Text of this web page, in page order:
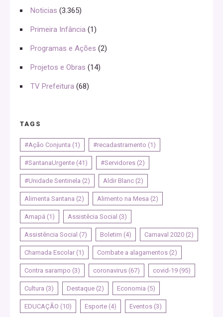
Noticias (3.365)
Primeira Infância (1)
Programas e Ações (2)
Projetos e Obras (14)
TV Prefeitura (68)
TAGS
#Ação Conjunta (1) #recadastramento (1)
#SantanaUrgente (41) #Servidores (2)
#Unidade Sentinela (2) Aldir Blanc (2)
Alimenta Santana (2) Alimento na Mesa (2)
Amapá (1) Assistêcia Social (3)
Assistência Social (7) Boletim (4) Carnaval 2020 (2)
Chamada Escolar (1) Combate a alagamentos (2)
Contra sarampo (3) coronavirus (67) covid-19 (95)
Cultura (3) Destaque (2) Economia (5)
EDUCAÇÃO (10) Esporte (4) Eventos (3)